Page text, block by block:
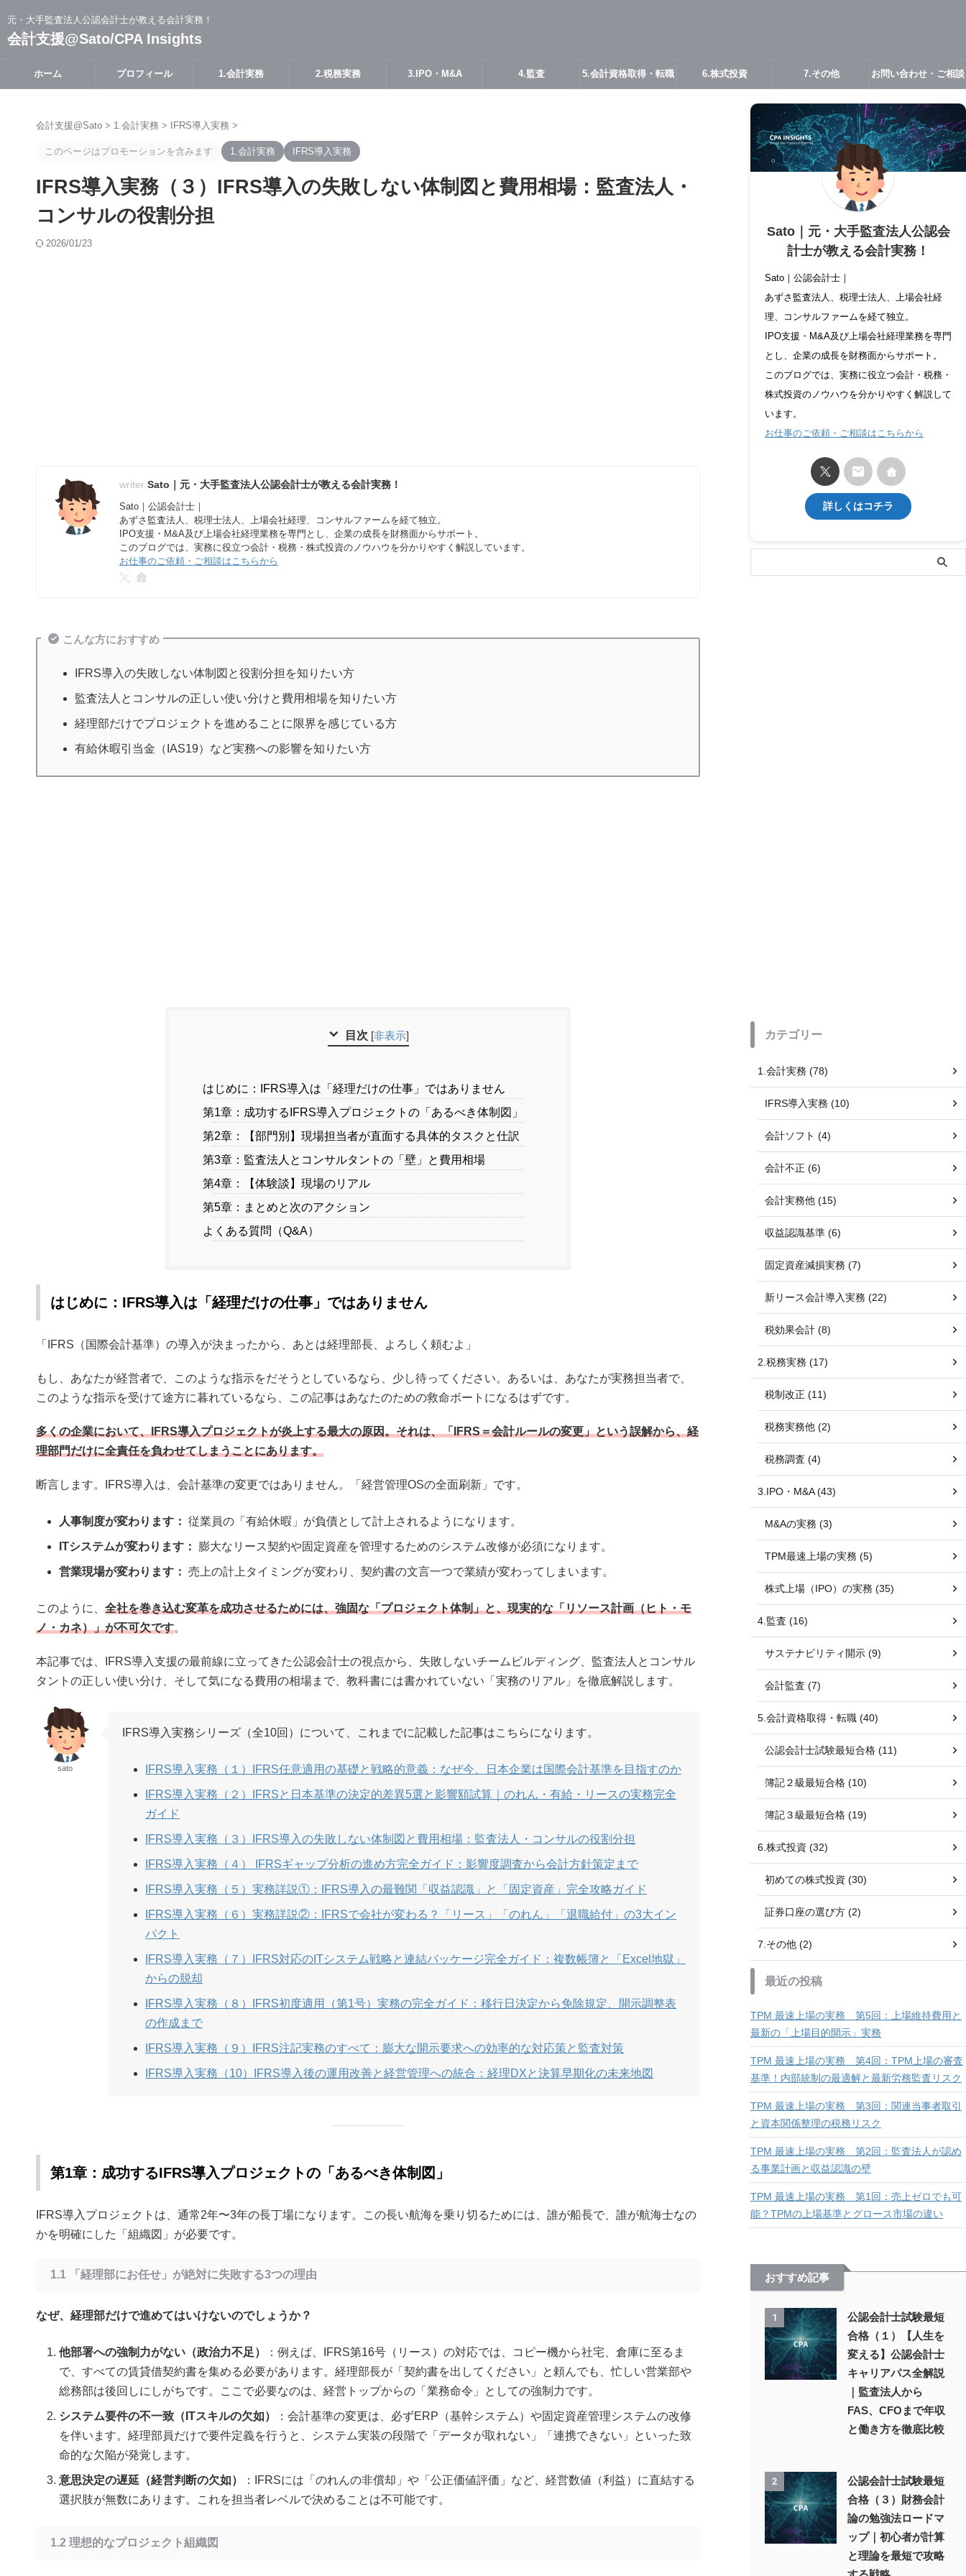
元・大手監査法人公認会計士が教える会計実務！
会計支援@Sato/CPA Insights
ホーム プロフィール 1.会計実務 2.税務実務 3.IPO・M&A 4.監査 5.会計資格取得・転職 6.株式投資 7.その他 お問い合わせ・ご相談
会計支援@Sato > 1.会計実務 > IFRS導入実務 >
このページはプロモーションを含みます 1.会計実務 IFRS導入実務
IFRS導入実務（３）IFRS導入の失敗しない体制図と費用相場：監査法人・
コンサルの役割分担
2026/01/23
Sato｜元・大手監査法人公認会計士が教える会計実務！
Sato｜公認会計士｜
あずさ監査法人、税理士法人、上場会社経理、コンサルファームを経て独立。
IPO支援・M&A及び上場会社経理業務を専門とし、企業の成長を財務面からサポート。
このブログでは、実務に役立つ会計・税務・株式投資のノウハウを分かりやすく解説しています。
お仕事のご依頼・ご相談はこちらから
こんな方におすすめ
IFRS導入の失敗しない体制図と役割分担を知りたい方
監査法人とコンサルの正しい使い分けと費用相場を知りたい方
経理部だけでプロジェクトを進めることに限界を感じている方
有給休暇引当金（IAS19）など実務への影響を知りたい方
目次 [非表示]
はじめに：IFRS導入は「経理だけの仕事」ではありません
第1章：成功するIFRS導入プロジェクトの「あるべき体制図」
第2章：【部門別】現場担当者が直面する具体的タスクと仕訳
第3章：監査法人とコンサルタントの「壁」と費用相場
第4章：【体験談】現場のリアル
第5章：まとめと次のアクション
よくある質問（Q&A）
はじめに：IFRS導入は「経理だけの仕事」ではありません
「IFRS（国際会計基準）の導入が決まったから、あとは経理部長、よろしく頼むよ」
もし、あなたが経営者で、このような指示をだそうとしているなら、少し待ってください。あるいは、あなたが実務担当者で、
このような指示を受けて途方に暮れているなら、この記事はあなたのための救命ボートになるはずです。
多くの企業において、IFRS導入プロジェクトが炎上する最大の原因。それは、「IFRS＝会計ルールの変更」という誤解から、経
理部門だけに全責任を負わせてしまうことにあります。
断言します。IFRS導入は、会計基準の変更ではありません。「経営管理OSの全面刷新」です。
人事制度が変わります： 従業員の「有給休暇」が負債として計上されるようになります。
ITシステムが変わります： 膨大なリース契約や固定資産を管理するためのシステム改修が必須になります。
営業現場が変わります： 売上の計上タイミングが変わり、契約書の文言一つで業績が変わってしまいます。
このように、 全社を巻き込む変革を成功させるためには、強固な「プロジェクト体制」と、現実的な「リソース計画（ヒト・モ
ノ・カネ）」が不可欠です。
本記事では、IFRS導入支援の最前線に立ってきた公認会計士の視点から、失敗しないチームビルディング、監査法人とコンサル
タントの正しい使い分け、そして気になる費用の相場まで、教科書には書かれていない「実務のリアル」を徹底解説します。
sato
IFRS導入実務シリーズ（全10回）について、これまでに記載した記事はこちらになります。
IFRS導入実務（１）IFRS任意適用の基礎と戦略的意義：なぜ今、日本企業は国際会計基準を目指すのか
IFRS導入実務（２）IFRSと日本基準の決定的差異5選と影響額試算｜のれん・有給・リースの実務完全
ガイド
IFRS導入実務（３）IFRS導入の失敗しない体制図と費用相場：監査法人・コンサルの役割分担
IFRS導入実務（４） IFRSギャップ分析の進め方完全ガイド：影響度調査から会計方針策定まで
IFRS導入実務（５）実務詳説①：IFRS導入の最難関「収益認識」と「固定資産」完全攻略ガイド
IFRS導入実務（６）実務詳説②：IFRSで会社が変わる？「リース」「のれん」「退職給付」の3大イン
パクト
IFRS導入実務（７）IFRS対応のITシステム戦略と連結パッケージ完全ガイド：複数帳簿と「Excel地獄」
からの脱却
IFRS導入実務（８）IFRS初度適用（第1号）実務の完全ガイド：移行日決定から免除規定、開示調整表
の作成まで
IFRS導入実務（９）IFRS注記実務のすべて：膨大な開示要求への効率的な対応策と監査対策
IFRS導入実務（10）IFRS導入後の運用改善と経営管理への統合：経理DXと決算早期化の未来地図
第1章：成功するIFRS導入プロジェクトの「あるべき体制図」
IFRS導入プロジェクトは、通常2年〜3年の長丁場になります。この長い航海を乗り切るためには、誰が船長で、誰が航海士なの
かを明確にした「組織図」が必要です。
1.1 「経理部にお任せ」が絶対に失敗する3つの理由
なぜ、経理部だけで進めてはいけないのでしょうか？
他部署への強制力がない（政治力不足）
：例えば、IFRS第16号（リース）の対応では、コピー機から社宅、倉庫に至るま
で、すべての賃貸借契約書を集める必要があります。経理部長が「契約書を出してください」と頼んでも、忙しい営業部や
総務部は後回しにしがちです。ここで必要なのは、経営トップからの「業務命令」としての強制力です。
システム要件の不一致（ITスキルの欠如）
：会計基準の変更は、必ずERP（基幹システム）や固定資産管理システムの改修
を伴います。経理部員だけで要件定義を行うと、システム実装の段階で「データが取れない」「連携できない」といった致
命的な欠陥が発覚します。
意思決定の遅延（経営判断の欠如）
：IFRSには「のれんの非償却」や「公正価値評価」など、経営数値（利益）に直結する
選択肢が無数にあります。これを担当者レベルで決めることは不可能です。
1.2 理想的なプロジェクト組織図
Sato｜元・大手監査法人公認会
計士が教える会計実務！
Sato｜公認会計士｜
あずさ監査法人、税理士法人、上場会社経
理、コンサルファームを経て独立。
IPO支援・M&A及び上場会社経理業務を専門
とし、企業の成長を財務面からサポート。
このブログでは、実務に役立つ会計・税務・
株式投資のノウハウを分かりやすく解説して
います。
お仕事のご依頼・ご相談はこちらから
詳しくはコチラ
カテゴリー
1.会計実務 (78)
IFRS導入実務 (10)
会計ソフト (4)
会計不正 (6)
会計実務他 (15)
収益認識基準 (6)
固定資産減損実務 (7)
新リース会計導入実務 (22)
税効果会計 (8)
2.税務実務 (17)
税制改正 (11)
税務実務他 (2)
税務調査 (4)
3.IPO・M&A (43)
M&Aの実務 (3)
TPM最速上場の実務 (5)
株式上場（IPO）の実務 (35)
4.監査 (16)
サステナビリティ開示 (9)
会計監査 (7)
5.会計資格取得・転職 (40)
公認会計士試験最短合格 (11)
簿記２級最短合格 (10)
簿記３級最短合格 (19)
6.株式投資 (32)
初めての株式投資 (30)
証券口座の選び方 (2)
7.その他 (2)
最近の投稿
TPM 最速上場の実務 第5回：上場維持費用と
最新の「上場目的開示」実務
TPM 最速上場の実務 第4回：TPM上場の審査
基準！内部統制の最適解と最新労務監査リスク
TPM 最速上場の実務 第3回：関連当事者取引
と資本関係整理の税務リスク
TPM 最速上場の実務 第2回：監査法人が認め
る事業計画と収益認識の壁
TPM 最速上場の実務 第1回：売上ゼロでも可
能？TPMの上場基準とグロース市場の違い
おすすめ記事
1
公認会計士試験最短
合格（１）【人生を
変える】公認会計士
キャリアパス全解説
｜監査法人から
FAS、CFOまで年収
と働き方を徹底比較
2
公認会計士試験最短
合格（３）財務会計
論の勉強法ロードマ
ップ｜初心者が計算
と理論を最短で攻略